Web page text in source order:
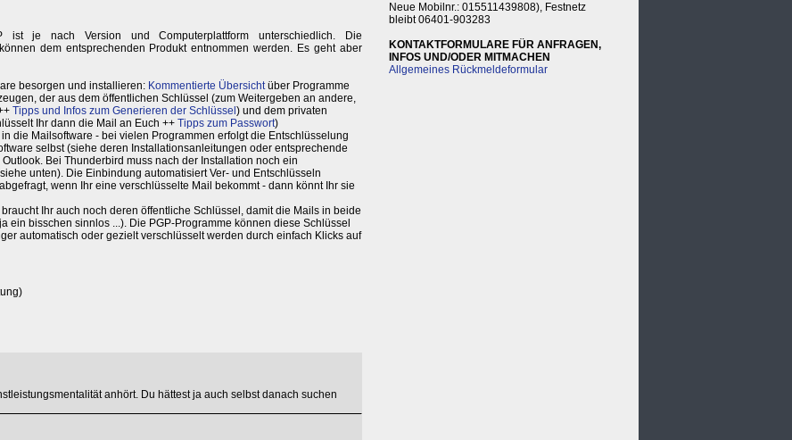
je nach Version und Computerplattform unterschiedlich. Die
dem entsprechenden Produkt entnommen werden. Es geht aber
besorgen und installieren: Kommentierte Übersichtüber Programme
der aus dem öffentlichen Schlüssel (zum Weitergeben an andere,
Tipps und Infos zum Generieren der Schlüssel ) und dem privaten
Ihr dann die Mail an Euch ++ Tipps zum Passwort)
die Mailsoftware - bei vielen Programmen erfolgt die Entschlüsselung
selbst (siehe deren Installationsanleitungen oder entsprechende
Bei Thunderbird muss nach der Installation noch ein
unten). Die Einbindung automatisiert Ver- und Entschlüsseln
wenn Ihr eine verschlüsselte Mail bekommt - dann könnt Ihr sie
Ihr auch noch deren öffentliche Schlüssel, damit die Mails in beide
ein bisschen sinnlos ...). Die PGP-Programme können diese Schlüssel
automatisch oder gezielt verschlüsselt werden durch einfach Klicks auf
anhört. Du hättest ja auch selbst danach suchen
Neue Mobilnr.: 015511439808), Festnetz
bleibt 06401-903283
KONTAKTFORMULARE FÜR ANFRAGEN,
INFOS UND/ODER MITMACHEN
Allgemeines Rückmeldeformular